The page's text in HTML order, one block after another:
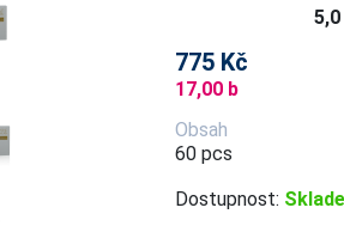
5,0
775 Kč
17,00 b
Obsah
60 pcs
Dostupnost: